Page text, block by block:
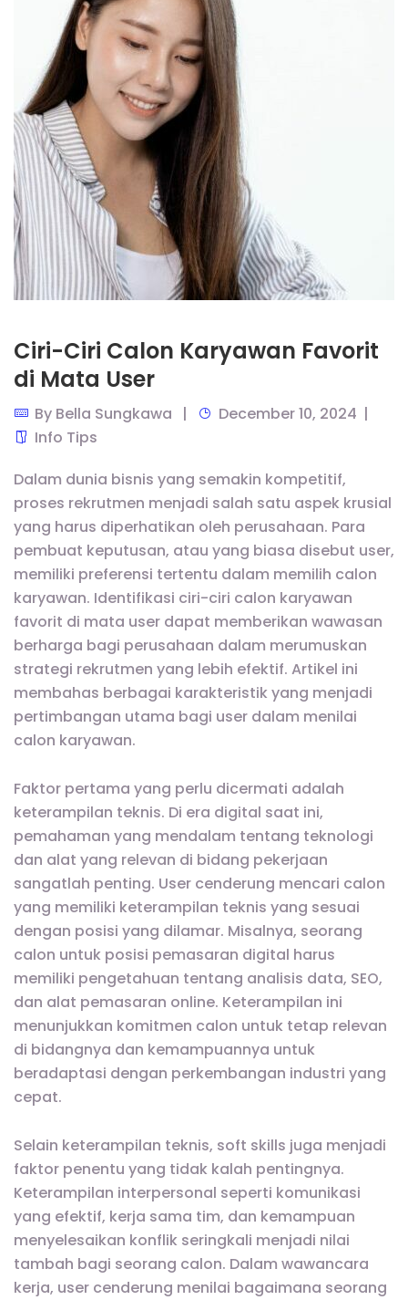
Ciri-Ciri Calon Karyawan Favorit
di Mata User
By Bella Sungkawa
December 10, 2024
Info Tips
Dalam dunia bisnis yang semakin kompetitif,
proses rekrutmen menjadi salah satu aspek krusial
yang harus diperhatikan oleh perusahaan. Para
pembuat keputusan, atau yang biasa disebut user,
memiliki preferensi tertentu dalam memilih calon
karyawan. Identifikasi ciri-ciri calon karyawan
favorit di mata user dapat memberikan wawasan
berharga bagi perusahaan dalam merumuskan
strategi rekrutmen yang lebih efektif. Artikel ini
membahas berbagai karakteristik yang menjadi
pertimbangan utama bagi user dalam menilai
calon karyawan.
Faktor pertama yang perlu dicermati adalah
keterampilan teknis. Di era digital saat ini,
pemahaman yang mendalam tentang teknologi
dan alat yang relevan di bidang pekerjaan
sangatlah penting. User cenderung mencari calon
yang memiliki keterampilan teknis yang sesuai
dengan posisi yang dilamar. Misalnya, seorang
calon untuk posisi pemasaran digital harus
memiliki pengetahuan tentang analisis data, SEO,
dan alat pemasaran online. Keterampilan ini
menunjukkan komitmen calon untuk tetap relevan
di bidangnya dan kemampuannya untuk
beradaptasi dengan perkembangan industri yang
cepat.
Selain keterampilan teknis, soft skills juga menjadi
faktor penentu yang tidak kalah pentingnya.
Keterampilan interpersonal seperti komunikasi
yang efektif, kerja sama tim, dan kemampuan
menyelesaikan konflik seringkali menjadi nilai
tambah bagi seorang calon. Dalam wawancara
kerja, user cenderung menilai bagaimana seorang